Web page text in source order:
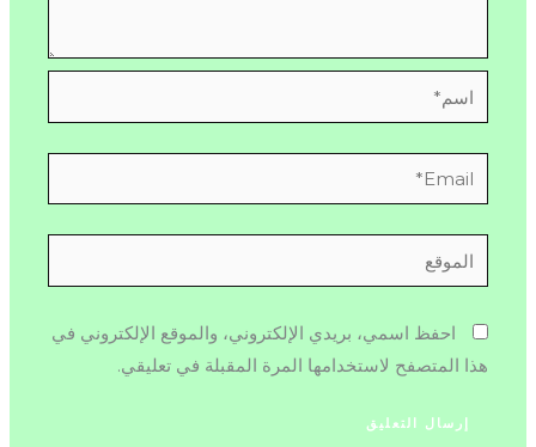
اسم*
Email*
الموقع
احفظ اسمي، بريدي الإلكتروني، والموقع الإلكتروني في
هذا المتصفح لاستخدامها المرة المقبلة في تعليقي.